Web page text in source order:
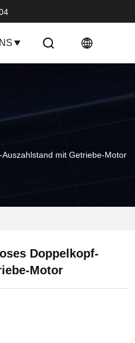
mit Getriebe-Motor
Doppelkopf-
Motor